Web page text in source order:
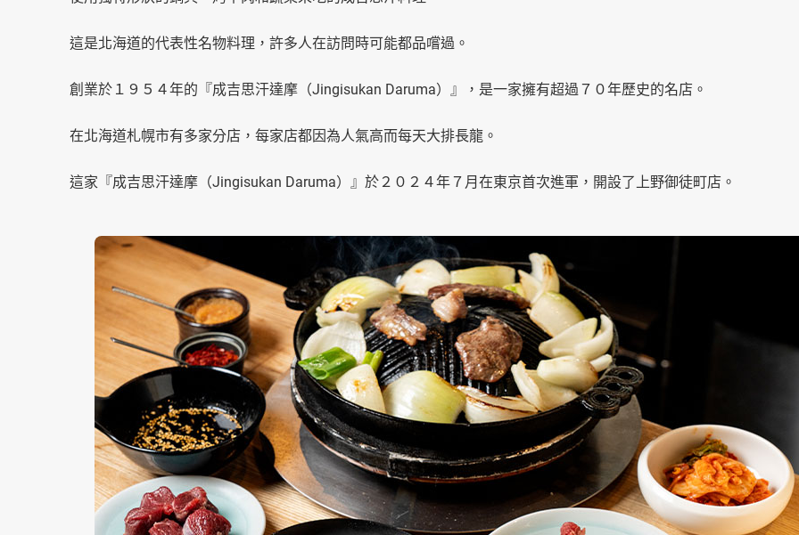
這是北海道的代表性名物料理，許多人在訪問時可能都品嚐過。
創業於１９５４年的『成吉思汗達摩（Jingisukan Daruma）』，是一家擁有超過７０年歷史的名店。
在北海道札幌市有多家分店，每家店都因為人氣高而每天大排長龍。
這家『成吉思汗達摩（Jingisukan Daruma）』於２０２４年７月在東京首次進軍，開設了上野御徒町店。